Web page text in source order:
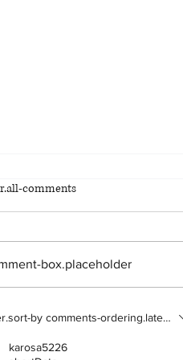
DEL CONCURSO DE
FIESTAS PATRONALES
CIFUENTES 2026
comments
box.placeholder
by comments-ordering.latest-
karosa5226